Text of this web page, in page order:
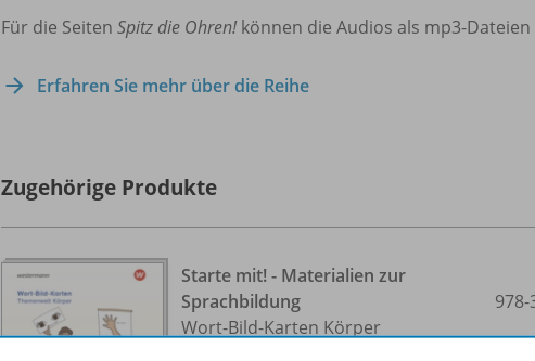
Für die Seiten Spitz die Ohren! können die Audios als mp3-
Erfahren Sie mehr über die Reihe
Zugehörige Produkte
Starte mit! - Materialien zur
Sprachbildung
Wort-Bild-Karten Körper
978-